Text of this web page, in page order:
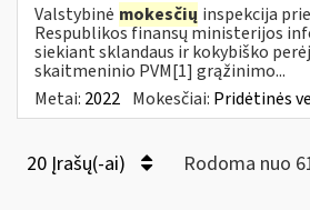
Valstybinė mokesčių inspekcija
Respublikos finansų ministerijos
siekiant sklandaus ir kokybiško
skaitmeninio PVM[1] grąžinimo...
Metai: 2022 Mokesčiai: Pridėtinės
20 Įrašų(-ai) Rodoma nuo